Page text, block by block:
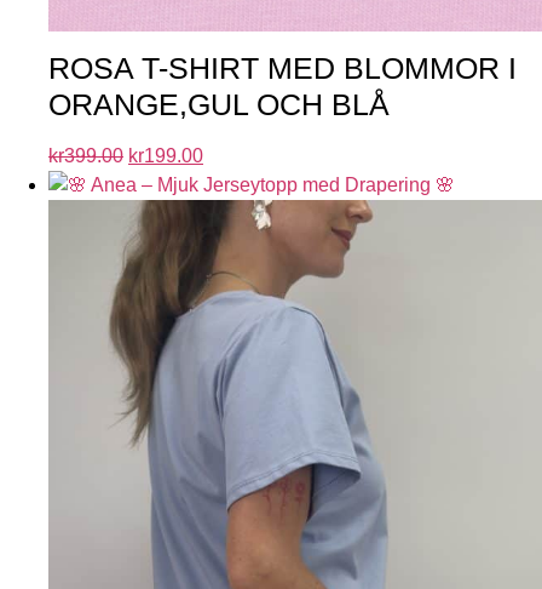
ROSA T-SHIRT MED BLOMMOR I
ORANGE,GUL OCH BLÅ
kr399.00 kr199.00